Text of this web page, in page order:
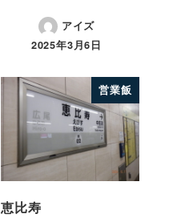
アイズ
2025年3月6日
営業飯
恵比寿